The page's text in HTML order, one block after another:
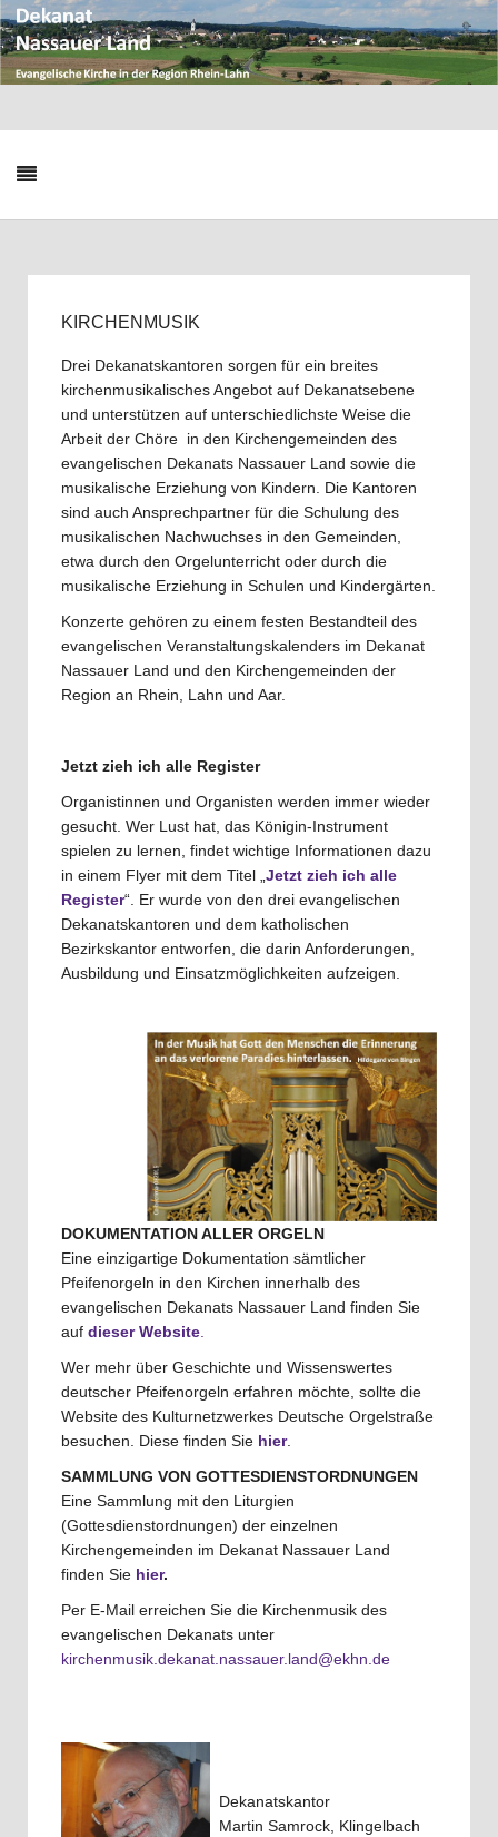
KIRCHENMUSIK
Drei Dekanatskantoren sorgen für ein breites
kirchenmusikalisches Angebot auf Dekanatsebene
und unterstützen auf unterschiedlichste Weise die
Arbeit der Chöre in den Kirchengemeinden des
evangelischen Dekanats Nassauer Land sowie die
musikalische Erziehung von Kindern. Die Kantoren
sind auch Ansprechpartner für die Schulung des
musikalischen Nachwuchses in den Gemeinden,
etwa durch den Orgelunterricht oder durch die
musikalische Erziehung in Schulen und Kindergärten.
Konzerte gehören zu einem festen Bestandteil des
evangelischen Veranstaltungskalenders im Dekanat
Nassauer Land und den Kirchengemeinden der
Region an Rhein, Lahn und Aar.
Jetzt zieh ich alle Register
Organistinnen und Organisten werden immer wieder
gesucht. Wer Lust hat, das Königin-Instrument
spielen zu lernen, findet wichtige Informationen dazu
in einem Flyer mit dem Titel „ Jetzt zieh ich alle
Register“. Er wurde von den drei evangelischen
Dekanatskantoren und dem katholischen
Bezirkskantor entworfen, die darin Anforderungen,
Ausbildung und Einsatzmöglichkeiten aufzeigen.
DOKUMENTATION ALLER ORGELN
Eine einzigartige Dokumentation sämtlicher
Pfeifenorgeln in den Kirchen innerhalb des
evangelischen Dekanats Nassauer Land finden Sie
auf dieser Website.
Wer mehr über Geschichte und Wissenswertes
deutscher Pfeifenorgeln erfahren möchte, sollte die
Website des Kulturnetzwerkes Deutsche Orgelstraße
besuchen. Diese finden Sie hier.
SAMMLUNG VON GOTTESDIENSTORDNUNGEN
Eine Sammlung mit den Liturgien
(Gottesdienstordnungen) der einzelnen
Kirchengemeinden im Dekanat Nassauer Land
finden Sie hier.
Per E-Mail erreichen Sie die Kirchenmusik des
evangelischen Dekanats unter
kirchenmusik.dekanat.nassauer.land@ekhn.de
Dekanatskantor
Martin Samrock, Klingelbach